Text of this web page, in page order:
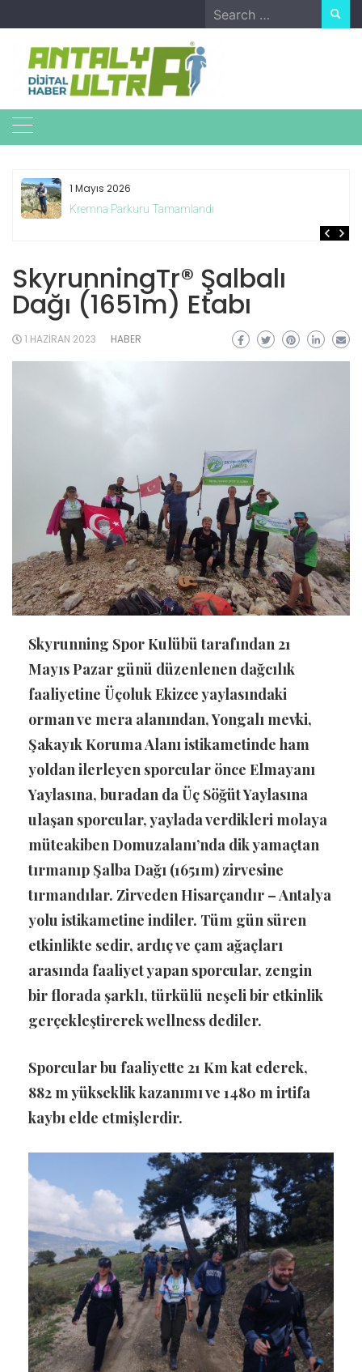
to
content
Search
for:
1 Mayıs 2026
Kremna Parkuru Tamamlandı
SkyrunningTr® Şalbalı
Dağı (1651m) Etabı
1 HAZIRAN 2023 HABER
Skyrunning Spor Kulübü tarafından 21
Mayıs Pazar günü düzenlenen dağcılık
faaliyetine Üçoluk Ekizce yaylasındaki
orman ve mera alanından, Yongalı mevki,
Şakayık Koruma Alanı istikametinde ham
yoldan ilerleyen sporcular önce Elmayanı
Yaylasına, buradan da Üç Söğüt Yaylasına
ulaşan sporcular, yaylada verdikleri molaya
müteakiben Domuzalanı’nda dik yamaçtan
tırmanıp Şalba Dağı (1651m) zirvesine
tırmandılar. Zirveden Hisarçandır – Antalya
yolu istikametine indiler. Tüm gün süren
etkinlikte sedir, ardıç ve çam ağaçları
arasında faaliyet yapan sporcular, zengin
bir florada şarklı, türkülü neşeli bir etkinlik
gerçekleştirerek wellness dediler.
Sporcular bu faaliyette 21 Km kat ederek,
882 m yükseklik kazanımı ve 1480 m irtifa
kaybı elde etmişlerdir.